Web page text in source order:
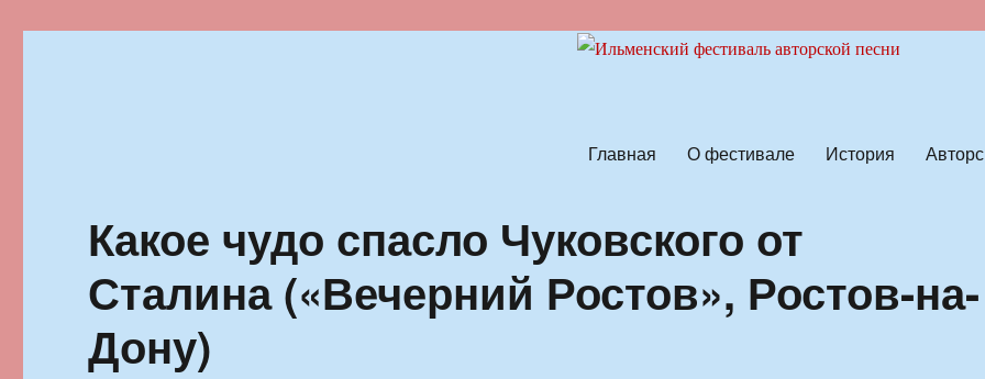
Главная О фестивале История
Какое чудо спасло Чуковского от
Сталина («Вечерний Ростов», Ростов-на-
Дону)